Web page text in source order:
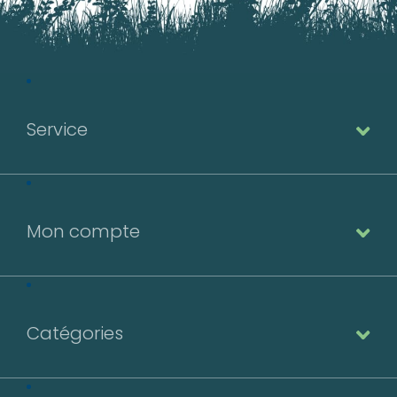
Service
Mon compte
Catégories